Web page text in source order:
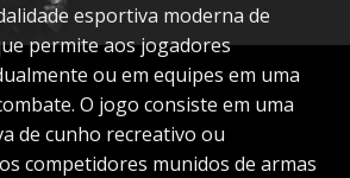
esportiva moderna de
permite aos jogadores
ou em equipes em uma
O jogo consiste em uma
de cunho recreativo ou
competidores munidos de armas